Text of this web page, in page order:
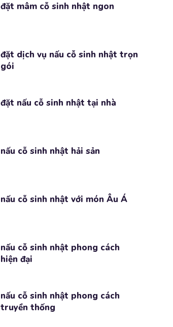
đặt mâm cỗ sinh nhật ngon
đặt dịch vụ nấu cỗ sinh nhật trọn
gói
đặt nấu cỗ sinh nhật tại nhà
nấu cỗ sinh nhật hải sản
nấu cỗ sinh nhật với món Âu Á
nấu cỗ sinh nhật phong cách
hiện đại
nấu cỗ sinh nhật phong cách
truyền thống